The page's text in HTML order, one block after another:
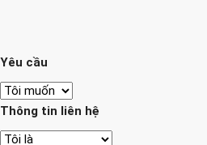
Yêu cầu
Thông tin liên hệ